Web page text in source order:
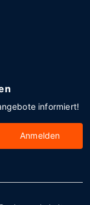
informiert!
Anmelden